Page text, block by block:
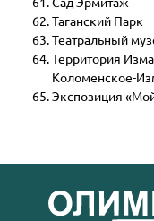
Таганский Парк
Театральный
Территория
Коломенское-
Экспозиция